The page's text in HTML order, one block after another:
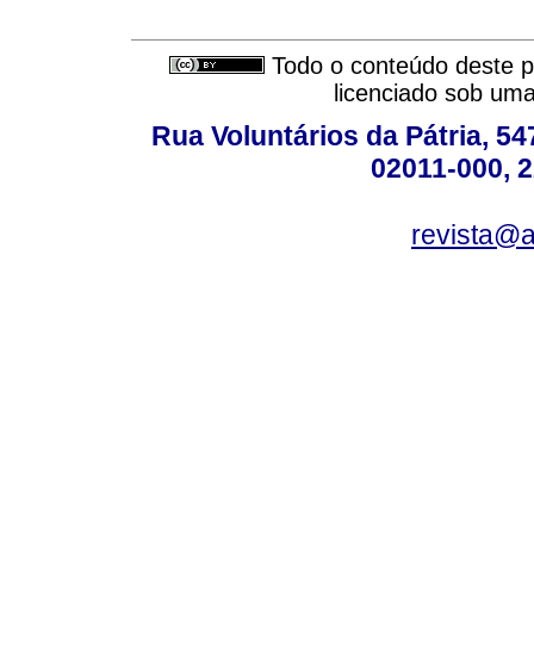
Todo o conteúdo deste
licenciado sob
Rua Voluntários da Pátria,
02011-000,